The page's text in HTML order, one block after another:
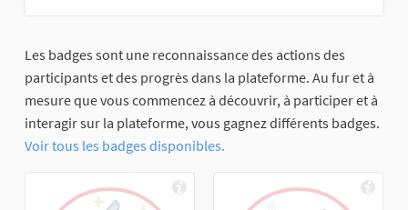
Les badges sont une reconnaissance des actions des
participants et des progrès dans la plateforme. Au fur et à
mesure que vous commencez à découvrir, à participer et à
interagir sur la plateforme, vous gagnez différents badges.
Voir tous les badges disponibles.